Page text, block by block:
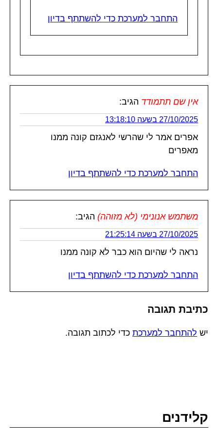
התחבר למערכת כדי להשתתף בדיון
אין שם תתמודד הגיב:
27/10/2025 בשעה 13:18:10
אפרים אמר לי שהרשי לאנגזם קונה ממנו
מאפרים
התחבר למערכת כדי להשתתף בדיון
משתמש אנונימי (לא מזוהה) הגיב:
27/10/2025 בשעה 21:25:14
נראה לי שהיום הוא כבר לא קונה ממנו
התחבר למערכת כדי להשתתף בדיון
כתיבת תגובה
יש להתחבר למערכת כדי לכתוב תגובה.
קלידנים